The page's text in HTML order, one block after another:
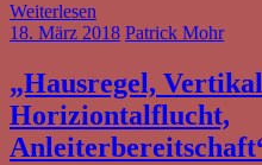
Weiterlesen
18. März 2018 Patrick Mohr
„Hausregel,
Horiziontalflucht,